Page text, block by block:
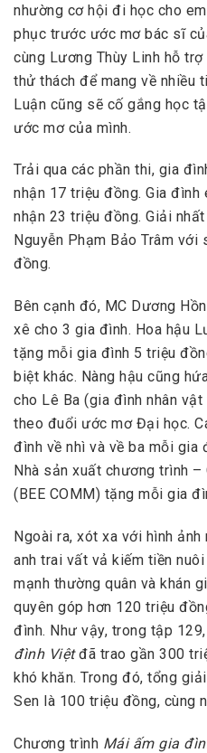
nhường cơ hội đi học cho
phục trước ước mơ bác sĩ
cùng Lương Thùy Linh hỗ
thử thách để mang về nhiều
Luận cũng sẽ cố gắng học
ước mơ của mình.
Trải qua các phần thi, gia
nhận 17 triệu đồng. Gia đình
nhận 23 triệu đồng. Giải
Nguyễn Phạm Bảo Trâm
đồng.
Bên cạnh đó, MC Dương
xê cho 3 gia đình. Hoa hậu
tặng mỗi gia đình 5 triệu
biệt khác. Nàng hậu cũng
cho Lê Ba (gia đình nhân
theo đuổi ước mơ Đại học.
đình về nhì và về ba mỗi gia
Nhà sản xuất chương trình
(BEE COMM) tặng mỗi gia
Ngoài ra, xót xa với hình
anh trai vất vả kiếm tiền
mạnh thường quân và khán
quyên góp hơn 120 triệu
đình. Như vậy, trong tập
đình Việtđã trao gần 300
khó khăn. Trong đó, tổng
Sen là 100 triệu đồng, cùng
Chương trình Mái ấm gia